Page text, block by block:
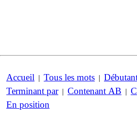
Accueil | Tous les mots |
Terminant par| Contenant AB |
En position